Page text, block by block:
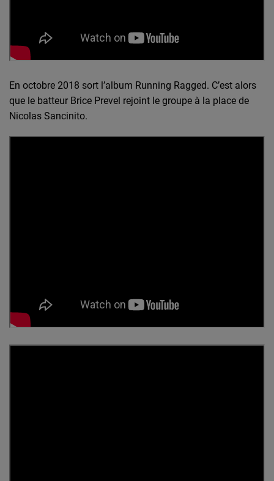
En octobre 2018 sort l’album Running Ragged. C’est alors
que le batteur Brice Prevel rejoint le groupe à la place de
Nicolas Sancinito.